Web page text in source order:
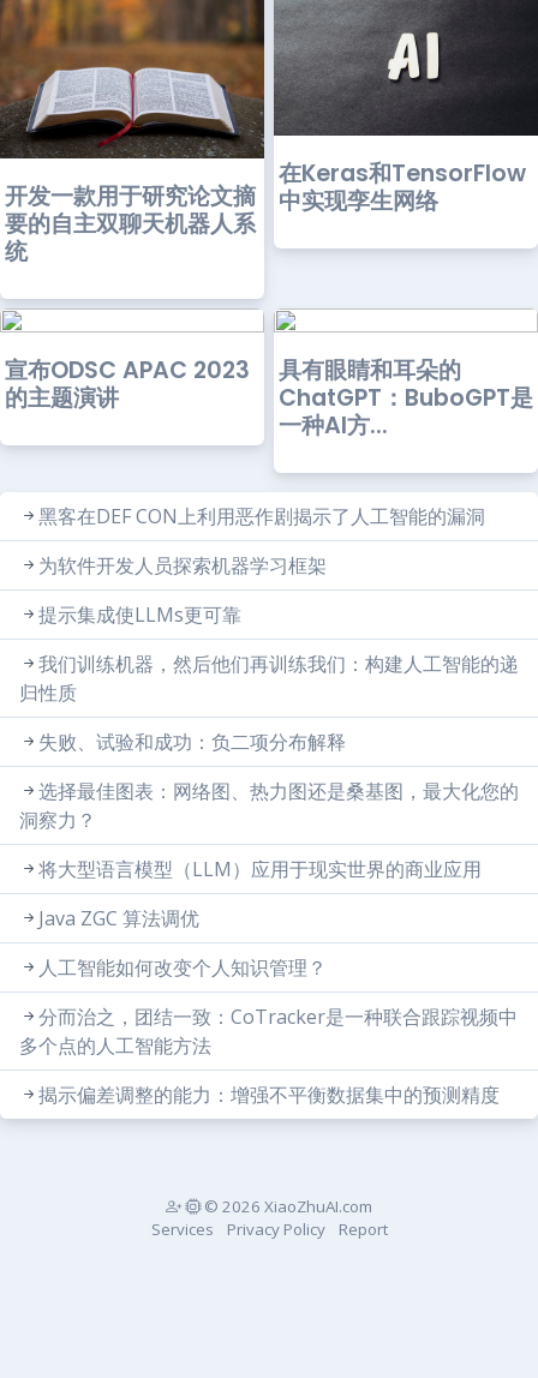
开发一款用于研究论文摘
要的自主双聊天机器人系
统
在Keras和TensorFlow
中实现孪生网络
宣布ODSC APAC 2023
的主题演讲
具有眼睛和耳朵的
ChatGPT：BuboGPT是
一种AI方...
黑客在DEF CON上利用恶作剧揭示了人工智能的漏洞
为软件开发人员探索机器学习框架
提示集成使LLMs更可靠
我们训练机器，然后他们再训练我们：构建人工智能的递
归性质
失败、试验和成功：负二项分布解释
选择最佳图表：网络图、热力图还是桑基图，最大化您的
洞察力？
将大型语言模型（LLM）应用于现实世界的商业应用
Java ZGC 算法调优
人工智能如何改变个人知识管理？
分而治之，团结一致：CoTracker是一种联合跟踪视频中
多个点的人工智能方法
揭示偏差调整的能力：增强不平衡数据集中的预测精度
© 2026 XiaoZhuAI.com
Services
Privacy Policy Report